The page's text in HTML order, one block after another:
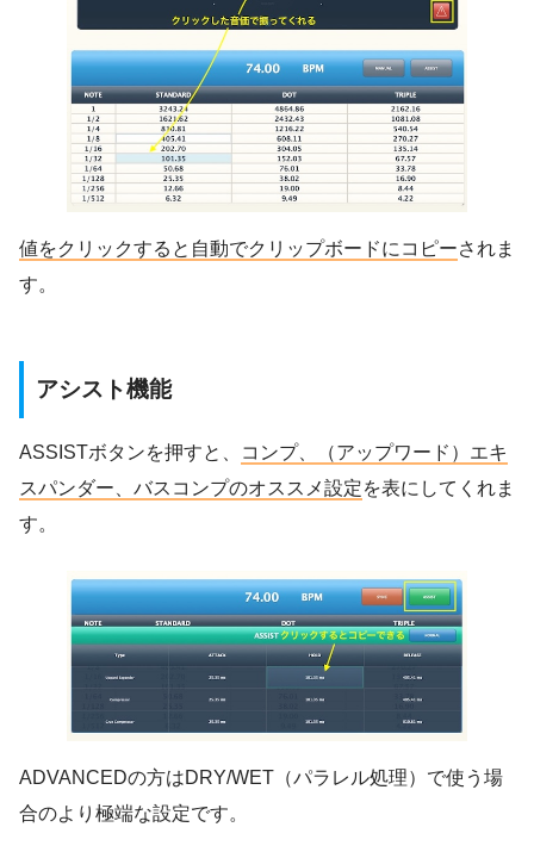
値をクリックすると自動でクリップボードにコピーされま
す。
アシスト機能
ASSISTボタンを押すと、
コンプ、（アップワード）エキ
スパンダー、バスコンプのオススメ設定を表にしてくれま
す。
ADVANCEDの方はDRY/WET（パラレル処理）で使う場
合のより極端な設定です。